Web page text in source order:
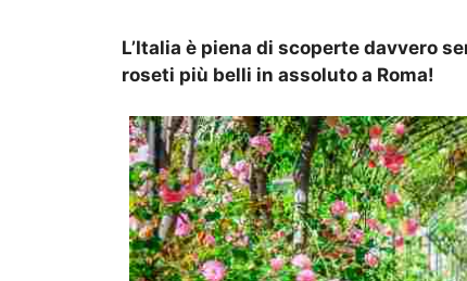
L’Italia è piena di scoperte davvero
roseti più belli in assoluto a Roma!